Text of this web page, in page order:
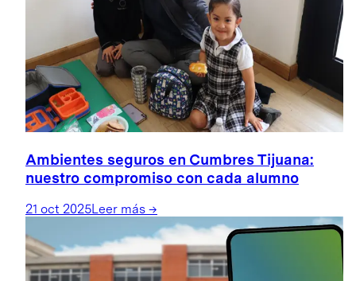
Ambientes seguros en Cumbres Tijuana:
nuestro compromiso con cada alumno
21 oct 2025Leer más →